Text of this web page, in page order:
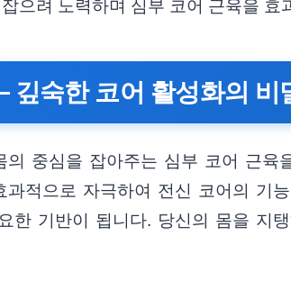
으려 노력하며 심부 코어 근육을 효
깊숙한 코어 활성화의 비
중심을 잡아주는 심부 코어 근육
적으로 자극하여 전신 코어의 기
한 기반이 됩니다. 당신의 몸을 지